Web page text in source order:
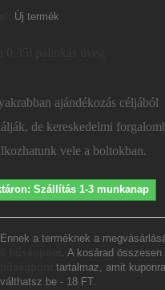
Új termék
ajándékozás céljából
de kereskedelmi
vele a boltokban.
Szállítás 1-3 munkanap
Ennek a terméknek a
. A kosárad összesen
tartalmaz, amit kuponra
válthatsz be - 18 FT.